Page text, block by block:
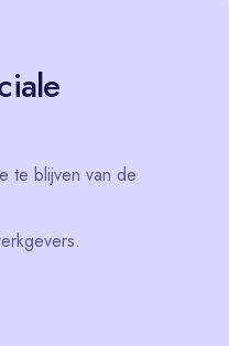
te blijven van de